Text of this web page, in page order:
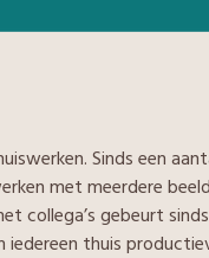
Sinds een
met meerdere
collega’s gebeurt
iedereen thuis